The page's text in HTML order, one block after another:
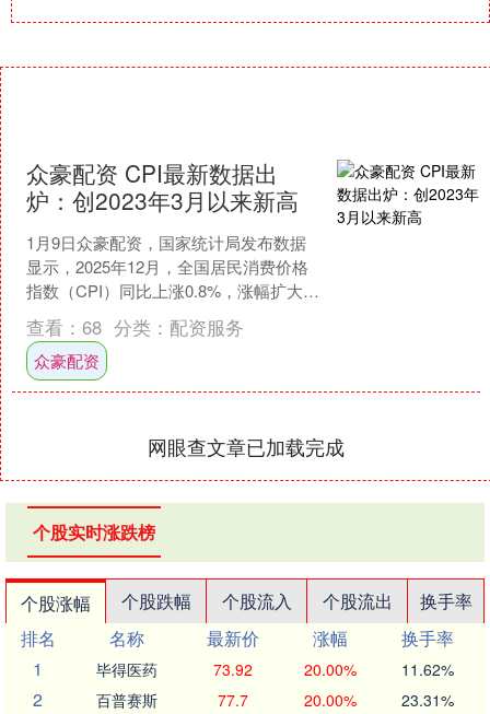
众豪配资 CPI最新数据出
炉：创2023年3月以来新高
1月9日众豪配资，国家统计局发布数据
显示，2025年12月，全国居民消费价格
指数（CPI）同比上涨0.8%，涨幅扩大，
创下2023年3月以来新高；环比由降转
升，....
查看： 68 分类： 配资服务
众豪配资
网眼查文章已加载完成
个股实时涨跌榜
个股涨幅 个股跌幅 个股流入 个股流出
换手率
排名
名称 最新价 涨幅
换手率
1
毕得医药 73.92 20.00% 11.62%
2 百普赛斯 77.7 20.00% 23.31%